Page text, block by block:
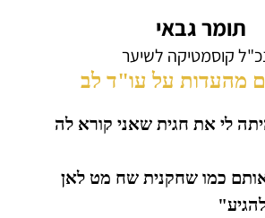
תומר גבאי
קוסמטיקה לשיער
מהעדות על עו"ד לב
לי את חגית שאני קורא לה
כמו שחקנית שח מט לאן